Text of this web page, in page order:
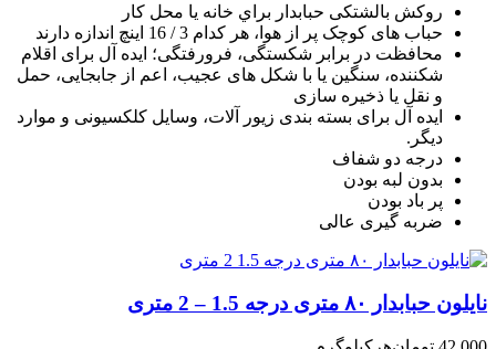
روکش بالشتکی حبابدار براي خانه يا محل کار
حباب های کوچک پر از هوا، هر کدام 3 / 16 اينچ اندازه دارند
محافظت در برابر شکستگی، فرورفتگی؛ ايده آل برای اقلام
شکننده، سنگين يا با شکل های عجيب، اعم از جابجايی، حمل
و نقل يا ذخيره سازی
ایده آل برای بسته بندی زیور آلات، وسایل کلکسیونی و موارد
دیگر.
درجه دو شفاف
بدون لبه بودن
پر باد بودن
ضربه گیری عالی
نایلون حبابدار ۸۰ متری درجه 1.5 – 2 متری